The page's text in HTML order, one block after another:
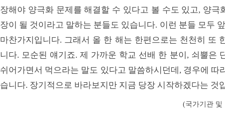
장해야 양극화 문제를 해결할 수 있다고 볼 수도 있고, 양
장이 될 것이라고 말하는 분들도 있습니다. 이런 분들 모두
마찬가지입니다. 그래서 올 한 해는 한편으로는 천천히 또
니다. 모순된 얘기죠. 제 가까운 학교 선배 한 분이, 쇠뿔은
쉬어가면서 먹으라는 말도 있다고 말씀하시던데, 경우에 따
습니다. 장기적으로 바라보지만 지금 당장 시작하겠다는 것
(국가기관 및